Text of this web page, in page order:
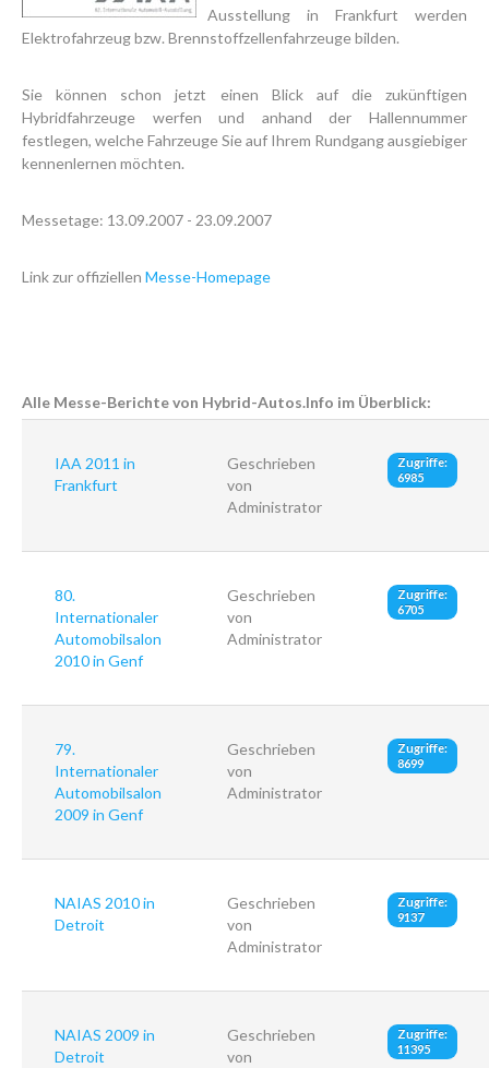
Ausstellung in Frankfurt werden
Elektrofahrzeug bzw. Brennstoffzellenfahrzeuge bilden.
Sie können schon jetzt einen Blick auf die zukünftigen
Hybridfahrzeuge werfen und anhand der Hallennummer
festlegen, welche Fahrzeuge Sie auf Ihrem Rundgang ausgiebiger
kennenlernen möchten.
Messetage: 13.09.2007 - 23.09.2007
Link zur offiziellen Messe-Homepage
Alle Messe-Berichte von Hybrid-Autos.Info im Überblick:
IAA 2011 in
Frankfurt
Geschrieben
von
Administrator
Zugriffe:
6985
80.
Internationaler
Automobilsalon
2010 in Genf
Geschrieben
von
Administrator
Zugriffe:
6705
79.
Internationaler
Automobilsalon
2009 in Genf
Geschrieben
von
Administrator
Zugriffe:
8699
NAIAS 2010 in
Detroit
Geschrieben
von
Administrator
Zugriffe:
9137
NAIAS 2009 in
Detroit
Geschrieben
von
Zugriffe:
11395